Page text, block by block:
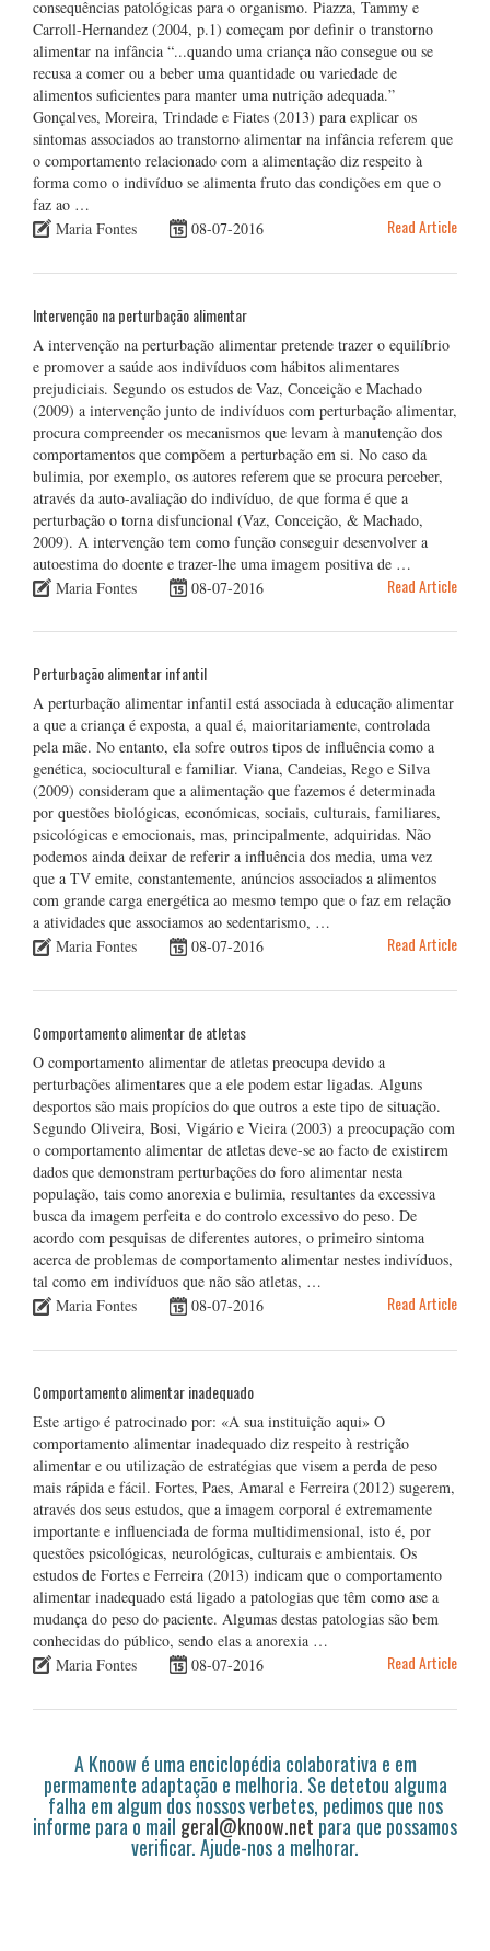
consequências patológicas para o organismo. Piazza, Tammy e
Carroll-Hernandez (2004, p.1) começam por definir o transtorno
alimentar na infância “...quando uma criança não consegue ou se
recusa a comer ou a beber uma quantidade ou variedade de
alimentos suficientes para manter uma nutrição adequada.”
Gonçalves, Moreira, Trindade e Fiates (2013) para explicar os
sintomas associados ao transtorno alimentar na infância referem que
o comportamento relacionado com a alimentação diz respeito à
forma como o indivíduo se alimenta fruto das condições em que o
faz ao …
Maria Fontes
08-07-2016 Read Article
Intervenção na perturbação alimentar
A intervenção na perturbação alimentar pretende trazer o equilíbrio
e promover a saúde aos indivíduos com hábitos alimentares
prejudiciais. Segundo os estudos de Vaz, Conceição e Machado
(2009) a intervenção junto de indivíduos com perturbação alimentar,
procura compreender os mecanismos que levam à manutenção dos
comportamentos que compõem a perturbação em si. No caso da
bulimia, por exemplo, os autores referem que se procura perceber,
através da auto-avaliação do indivíduo, de que forma é que a
perturbação o torna disfuncional (Vaz, Conceição, & Machado,
2009). A intervenção tem como função conseguir desenvolver a
autoestima do doente e trazer-lhe uma imagem positiva de …
Maria Fontes
08-07-2016 Read Article
Perturbação alimentar infantil
A perturbação alimentar infantil está associada à educação alimentar
a que a criança é exposta, a qual é, maioritariamente, controlada
pela mãe. No entanto, ela sofre outros tipos de influência como a
genética, sociocultural e familiar. Viana, Candeias, Rego e Silva
(2009) consideram que a alimentação que fazemos é determinada
por questões biológicas, económicas, sociais, culturais, familiares,
psicológicas e emocionais, mas, principalmente, adquiridas. Não
podemos ainda deixar de referir a influência dos media, uma vez
que a TV emite, constantemente, anúncios associados a alimentos
com grande carga energética ao mesmo tempo que o faz em relação
a atividades que associamos ao sedentarismo, …
Maria Fontes
08-07-2016 Read Article
Comportamento alimentar de atletas
O comportamento alimentar de atletas preocupa devido a
perturbações alimentares que a ele podem estar ligadas. Alguns
desportos são mais propícios do que outros a este tipo de situação.
Segundo Oliveira, Bosi, Vigário e Vieira (2003) a preocupação com
o comportamento alimentar de atletas deve-se ao facto de existirem
dados que demonstram perturbações do foro alimentar nesta
população, tais como anorexia e bulimia, resultantes da excessiva
busca da imagem perfeita e do controlo excessivo do peso. De
acordo com pesquisas de diferentes autores, o primeiro sintoma
acerca de problemas de comportamento alimentar nestes indivíduos,
tal como em indivíduos que não são atletas, …
Maria Fontes
08-07-2016 Read Article
Comportamento alimentar inadequado
Este artigo é patrocinado por: «A sua instituição aqui» O
comportamento alimentar inadequado diz respeito à restrição
alimentar e ou utilização de estratégias que visem a perda de peso
mais rápida e fácil. Fortes, Paes, Amaral e Ferreira (2012) sugerem,
através dos seus estudos, que a imagem corporal é extremamente
importante e influenciada de forma multidimensional, isto é, por
questões psicológicas, neurológicas, culturais e ambientais. Os
estudos de Fortes e Ferreira (2013) indicam que o comportamento
alimentar inadequado está ligado a patologias que têm como ase a
mudança do peso do paciente. Algumas destas patologias são bem
conhecidas do público, sendo elas a anorexia …
Maria Fontes
08-07-2016 Read Article
A Knoow é uma enciclopédia colaborativa e em
permamente adaptação e melhoria. Se detetou alguma
falha em algum dos nossos verbetes, pedimos que nos
informe para o mail geral@knoow.netpara que possamos
verificar. Ajude-nos a melhorar.